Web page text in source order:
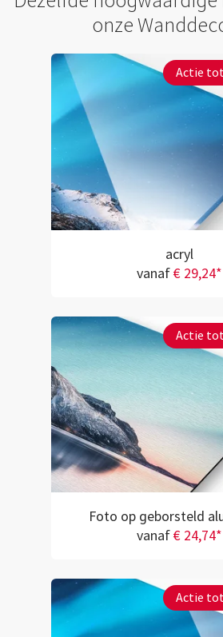
onze
Actie
acryl
vanaf€ 29,24*
Actie
Foto op geborsteld
vanaf€ 24,74*
Actie